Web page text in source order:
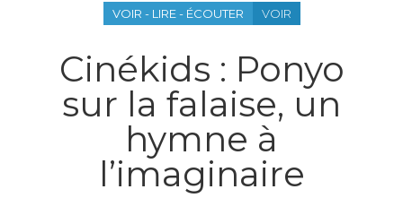
VOIR - LIRE - ÉCOUTER VOIR
Cinékids : Ponyo
sur la falaise, un
hymne à
l’imaginaire